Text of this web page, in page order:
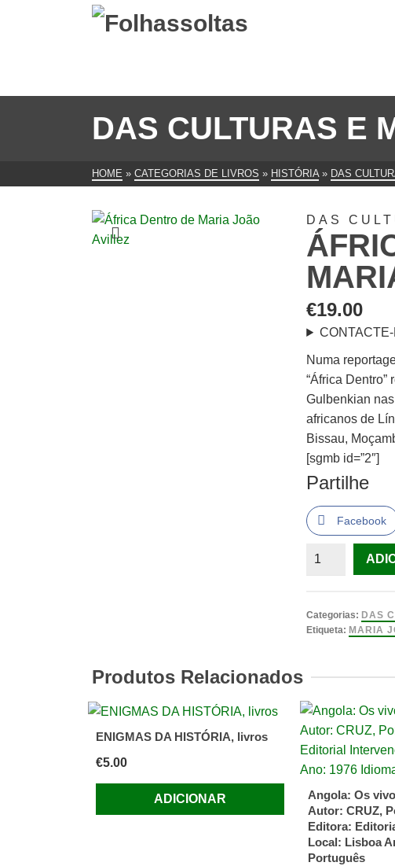
DAS CULTURAS E
HOME » CATEGORIAS DE LIVROS » HISTÓRIA » DAS
DAS
€19.00
Numa
“África
Gulbenkian
africanos de
Bissau,
[sgmb id=”2″]
Partilhe
Facebook
Quantidade
Dentro
de
Categorias: DAS
Etiqueta: MARIA
Produtos Relacionados
ENIGMAS DA HISTÓRIA, livros
€5.00
ADICIONAR
Angola: Os
Autor: CRUZ,
Editora:
Local: Lisboa
Português